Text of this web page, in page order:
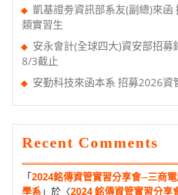
凱基證劵資訊部系友(副總)來函
類實習生
安永會計(全球四大)資安部招募
8/3截止
安勤科技來函本系 招募2026資
Recent Comments
「2024銘傳資管實習分享會─三商
學系」於〈2024 銘傳資管實習分享